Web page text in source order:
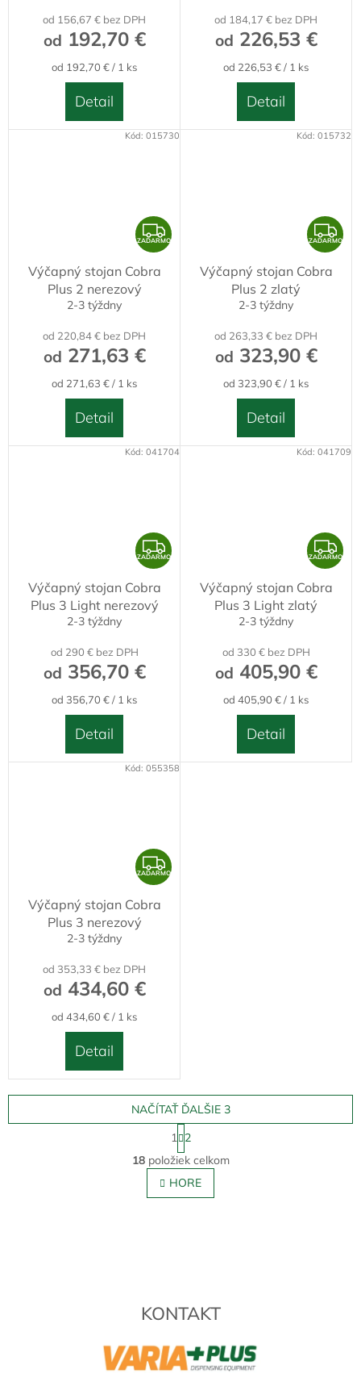
od 156,67 € bez DPH
od 192,70 €
Jednotková
cena:
od 192,70 € / 1 ks
Detail
od 184,17 € bez DPH
od 226,53 €
Jednotková
cena:
od 226,53 € / 1 ks
Detail
Z
A
ZADARMO
Výčapný stojan Cobra
Plus 2 nerezový
2-3 týždny
od 220,84 € bez DPH
od 271,63 €
Jednotková
cena:
od 271,63 € / 1 ks
Detail
Kód: 015730
Z
A
ZADARMO
Výčapný stojan Cobra
Plus 2 zlatý
2-3 týždny
od 263,33 € bez DPH
od 323,90 €
Jednotková
cena:
od 323,90 € / 1 ks
Detail
Kód: 015732
Z
A
ZADARMO
Výčapný stojan Cobra
Plus 3 Light nerezový
2-3 týždny
od 290 € bez DPH
od 356,70 €
Jednotková
cena:
od 356,70 € / 1 ks
Detail
Kód: 041704
Z
A
ZADARMO
Výčapný stojan Cobra
Plus 3 Light zlatý
2-3 týždny
od 330 € bez DPH
od 405,90 €
Jednotková
cena:
od 405,90 € / 1 ks
Detail
Kód: 041709
Z
A
ZADARMO
Výčapný stojan Cobra
Plus 3 nerezový
2-3 týždny
od 353,33 € bez DPH
od 434,60 €
Jednotková
cena:
od 434,60 € / 1 ks
Detail
Kód: 055358
O
v
l
á
r
v
y
v
NAČÍTAŤ ĎALŠIE 3
S
t
r
á
n
k
1 2
18položiek celkom
HORE
KONTAKT